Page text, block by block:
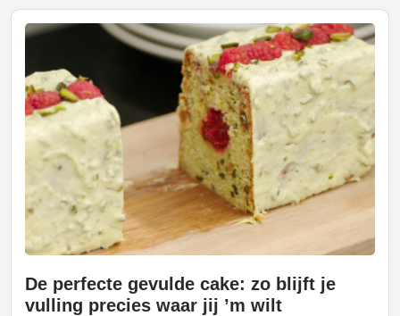
De perfecte gevulde cake: zo blijft je
vulling precies waar jij ’m wilt